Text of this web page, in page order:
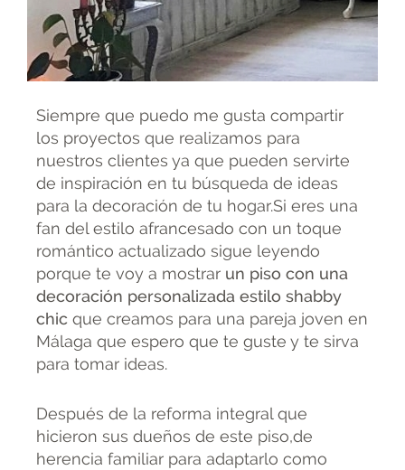
Siempre que puedo me gusta compartir
los proyectos que realizamos para
nuestros clientes ya que pueden servirte
de inspiración en tu búsqueda de ideas
para la decoración de tu hogar.Si eres una
fan del estilo afrancesado con un toque
romántico actualizado sigue leyendo
porque te voy a mostrar un piso con una
decoración personalizada estilo shabby
chic que creamos para una pareja joven en
Málaga que espero que te guste y te sirva
para tomar ideas.
Después de la reforma integral que
hicieron sus dueños de este piso,de
herencia familiar para adaptarlo como